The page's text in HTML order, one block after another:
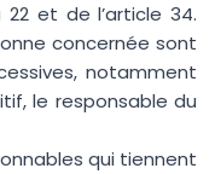
et de l’article 34.
concernée sont
notamment
le responsable du
qui tiennent